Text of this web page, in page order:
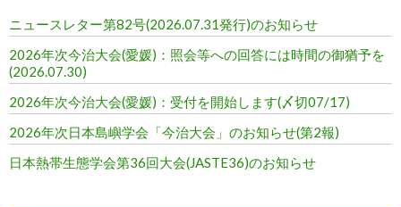
ニュースレター第82号(2026.07.31発行)のお知らせ
2026年次今治大会(愛媛)：照会等への回答には時間の御猶予を
(2026.07.30)
2026年次今治大会(愛媛)：受付を開始します(〆切07/17)
2026年次日本島嶼学会「今治大会」のお知らせ(第2報)
日本熱帯生態学会第36回大会(JASTE36)のお知らせ